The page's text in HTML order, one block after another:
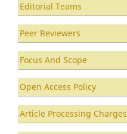
Editorial Teams
Peer Reviewers
Focus And Scope
Open Access Policy
Article Processing Charges